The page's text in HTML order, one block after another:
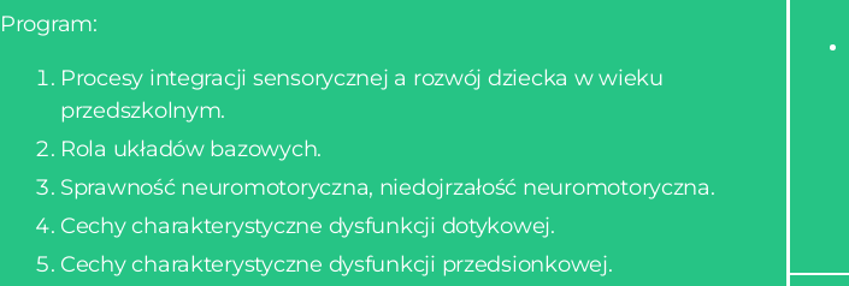
Program:
Procesy integracji sensorycznej a rozwój dziecka w wieku
przedszkolnym.
Rola układów bazowych.
Sprawność neuromotoryczna, niedojrzałość neuromotoryczna.
Cechy charakterystyczne dysfunkcji dotykowej.
Cechy charakterystyczne dysfunkcji przedsionkowej.